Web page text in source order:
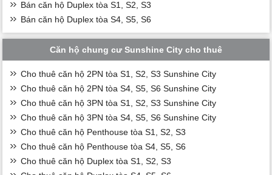
Bán căn hộ Duplex tòa S1, S2, S3
Bán căn hộ Duplex tòa S4, S5, S6
Căn hộ chung cư Sunshine City cho thuê
Cho thuê căn hộ 2PN tòa S1, S2, S3 Sunshine City
Cho thuê căn hộ 2PN tòa S4, S5, S6 Sunshine City
Cho thuê căn hộ 3PN tòa S1, S2, S3 Sunshine City
Cho thuê căn hộ 3PN tòa S4, S5, S6 Sunshine City
Cho thuê căn hộ Penthouse tòa S1, S2, S3
Cho thuê căn hộ Penthouse tòa S4, S5, S6
Cho thuê căn hộ Duplex tòa S1, S2, S3